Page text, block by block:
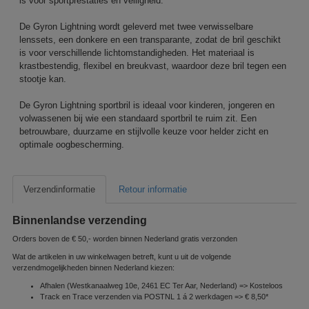
De Gyron Lightning wordt geleverd met twee verwisselbare
lenssets, een donkere en een transparante, zodat de bril geschikt
is voor verschillende lichtomstandigheden. Het materiaal is
krastbestendig, flexibel en breukvast, waardoor deze bril tegen een
stootje kan.
De Gyron Lightning sportbril is ideaal voor kinderen, jongeren en
volwassenen bij wie een standaard sportbril te ruim zit. Een
betrouwbare, duurzame en stijlvolle keuze voor helder zicht en
optimale oogbescherming.
Verzendinformatie Retour informatie
Binnenlandse verzending
Orders boven de € 50,- worden binnen Nederland gratis verzonden
Wat de artikelen in uw winkelwagen betreft, kunt u uit de volgende
verzendmogelijkheden binnen Nederland kiezen:
Afhalen (Westkanaalweg 10e, 2461 EC Ter Aar, Nederland) => Kosteloos
Track en Trace verzenden via POSTNL 1 á 2 werkdagen => € 8,50*